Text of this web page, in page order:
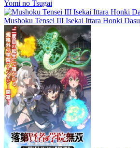
Yomi no Tsugai
Mushoku Tensei III Isekai Ittara Honki Dasu